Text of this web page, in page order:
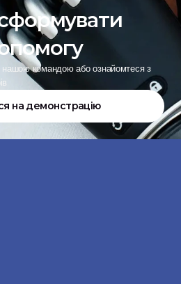
нашою командою або ознайомтеся з
на демонстрацію